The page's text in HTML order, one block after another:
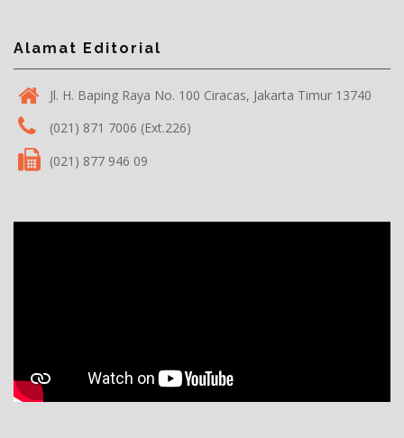
Alamat Editorial
Jl. H. Baping Raya No. 100 Ciracas, Jakarta Timur 13740
(021) 871 7006 (Ext.226)
(021) 877 946 09